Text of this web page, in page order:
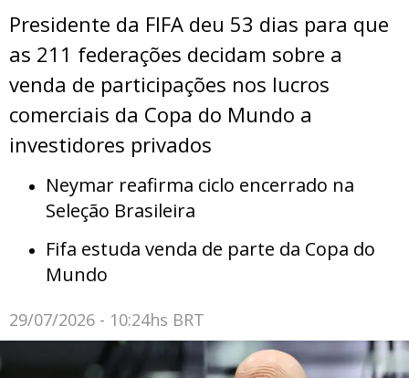
Presidente da FIFA deu 53 dias para que
as 211 federações decidam sobre a
venda de participações nos lucros
comerciais da Copa do Mundo a
investidores privados
Neymar reafirma ciclo encerrado na
Seleção Brasileira
Fifa estuda venda de parte da Copa do
Mundo
29/07/2026 - 10:24hs BRT